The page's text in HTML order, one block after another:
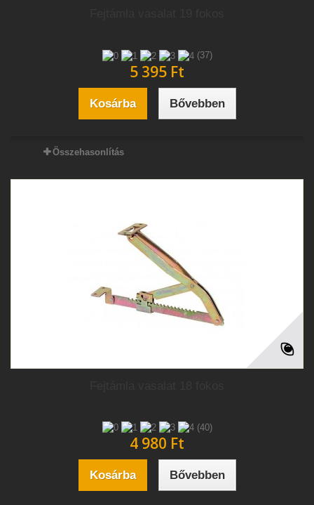
(37)
5 395 Ft‎
Kosárba Bővebben
Összehasonlítás
(40)
4 980 Ft‎
Kosárba Bővebben